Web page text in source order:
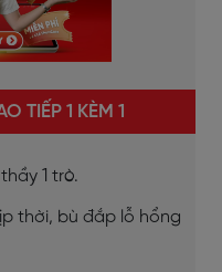
TIẾP 1 KÈM 1
1 trò.
thời, bù đắp lỗ hổng